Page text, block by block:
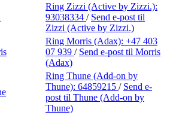
Ring Zizzi (Active by Zizzi.):
93038334 / Send e-post til
Zizzi (Active by Zizzi.)
Ring Morris (Adax): +47 403
07 939 / Send e-post til Morris
(Adax)
Ring Thune (Add-on by
Thune): 64859215 / Send e-
post til Thune (Add-on by
Thune)